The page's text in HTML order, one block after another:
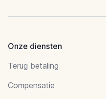
Onze diensten
Terug betaling
Compensatie